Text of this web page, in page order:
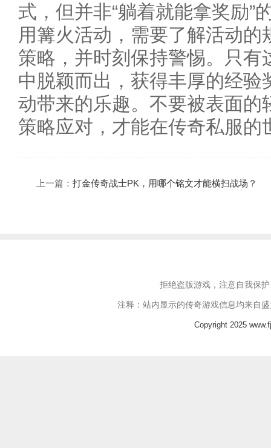
式，但并非“躺着就能拿奖励”
用篝火活动，需要了解活动
策略，并时刻保持警惕。只有
中脱颖而出，获得丰厚的经验
动带来的乐趣。不要被表面的
策略应对，才能在传奇私服的
上一篇： 打金传奇战士PK，用哪个铭文才能横扫战场？
拒绝盗版游戏，注意自我保
注释：站内显示的传奇游戏信息均来自
Copyright 2025